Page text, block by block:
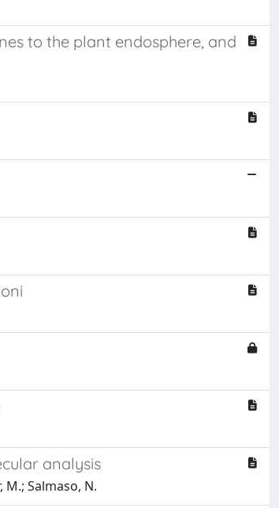
to the plant endosphere, and
analysis
M.; Salmaso, N.